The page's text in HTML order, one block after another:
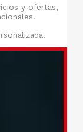
y ofertas,